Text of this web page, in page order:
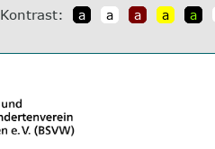
Kontrast: a a a a a